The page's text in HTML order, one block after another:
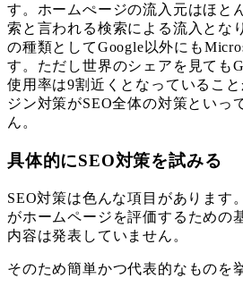
す。ホームぺージの流入元はほと
索と言われる検索による流入とな
の種類としてGoogle以外にも
す。ただし世界のシェアを見ても
使用率は9割近くとなっているこ
ジン対策がSEO全体の対策といっ
ん。
具体的にSEO対策を試みる
SEO対策は色んな項目があります
がホームページを評価するための
内容は発表していません。
そのため簡単かつ代表的なものを